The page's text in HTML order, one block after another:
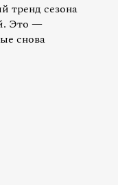
тренд сезона
Это —
снова